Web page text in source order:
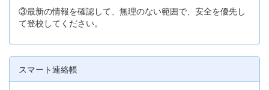
③最新の情報を確認して、無理のない範囲で、安全を優先し
て登校してください。
スマート連絡帳